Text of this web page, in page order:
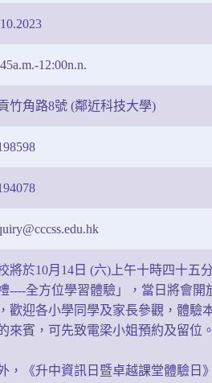
12:00n.n.
竹角路8號 (鄰近科技大學)
將於10月14日 (六)上午十時四十五
----全方位學習體驗」，當日將會開
歡迎各小學同學及家長參觀，體驗
來賓，可先致電梁小姐預約及留位
，《升中資訊日暨卓越課堂體驗日